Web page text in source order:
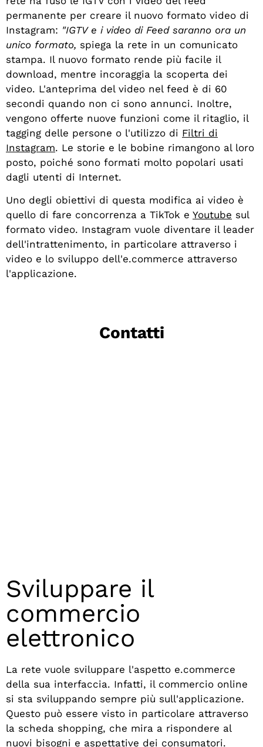
permanente per creare il nuovo formato video di
Instagram: "IGTV e i video di Feed saranno ora un
unico formato, spiega la rete in un comunicato
stampa. Il nuovo formato rende più facile il
download, mentre incoraggia la scoperta dei
video. L'anteprima del video nel feed è di 60
secondi quando non ci sono annunci. Inoltre,
vengono offerte nuove funzioni come il ritaglio, il
tagging delle persone o l'utilizzo di Filtri di
Instagram. Le storie e le bobine rimangono al loro
posto, poiché sono formati molto popolari usati
dagli utenti di Internet.
Uno degli obiettivi di questa modifica ai video è
quello di fare concorrenza a TikTok e Youtube sul
formato video. Instagram vuole diventare il leader
dell'intrattenimento, in particolare attraverso i
video e lo sviluppo dell'e.commerce attraverso
l'applicazione.
Contatti
Sviluppare il
commercio
elettronico
La rete vuole sviluppare l'aspetto e.commerce
della sua interfaccia. Infatti, il commercio online
si sta sviluppando sempre più sull'applicazione.
Questo può essere visto in particolare attraverso
la scheda shopping, che mira a rispondere al
nuovi bisogni e aspettative dei consumatori.